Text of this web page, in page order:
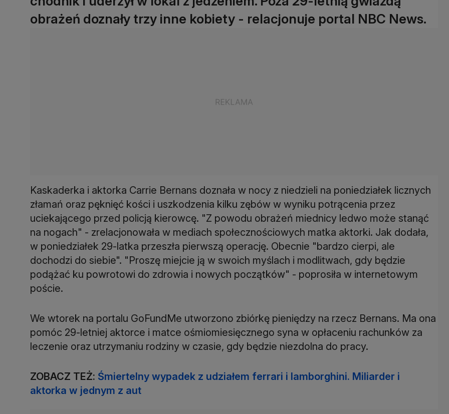
obrażeń doznały trzy inne kobiety - relacjonuje portal NBC News.
Kaskaderka i aktorka Carrie Bernans doznała w nocy z niedzieli na poniedziałek licznych
złamań oraz pęknięć kości i uszkodzenia kilku zębów w wyniku potrącenia przez
uciekającego przed policją kierowcę. "Z powodu obrażeń miednicy ledwo może stanąć
na nogach" - zrelacjonowała w mediach społecznościowych matka aktorki. Jak dodała,
w poniedziałek 29-latka przeszła pierwszą operację. Obecnie "bardzo cierpi, ale
dochodzi do siebie". "Proszę miejcie ją w swoich myślach i modlitwach, gdy będzie
podążać ku powrotowi do zdrowia i nowych początków" - poprosiła w internetowym
poście.
We wtorek na portalu GoFundMe utworzono zbiórkę pieniędzy na rzecz Bernans. Ma ona
pomóc 29-letniej aktorce i matce ośmiomiesięcznego syna w opłaceniu rachunków za
leczenie oraz utrzymaniu rodziny w czasie, gdy będzie niezdolna do pracy.
ZOBACZ TEŻ: Śmiertelny wypadek z udziałem ferrari i lamborghini. Miliarder i
aktorka w jednym z aut